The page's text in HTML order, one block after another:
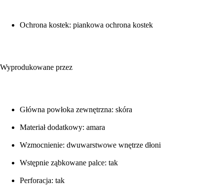
Ochrona kostek: piankowa ochrona kostek
Wyprodukowane przez
Główna powłoka zewnętrzna: skóra
Materiał dodatkowy: amara
Wzmocnienie: dwuwarstwowe wnętrze dłoni
Wstępnie ząbkowane palce: tak
Perforacja: tak